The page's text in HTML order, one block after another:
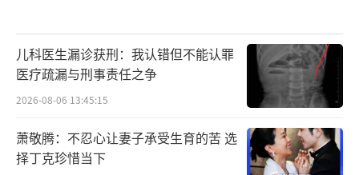
儿科医生漏诊获刑：我认错但不能认罪
医疗疏漏与刑事责任之争
2026-08-06 13:45:15
萧敬腾：不忍心让妻子承受生育的苦 选
择丁克珍惜当下